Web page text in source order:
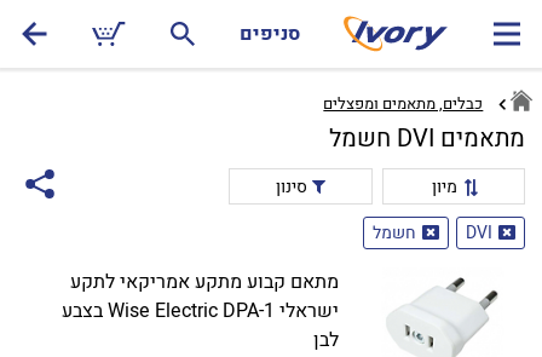
סניפים
כבלים, מתאמים ומפצלים
מתאמים DVI חשמל
מיון
סינון
DVI
חשמל
מתאם קבוע מתקע אמריקאי לתקע
ישראלי Wise Electric DPA-1 בצבע
לבן